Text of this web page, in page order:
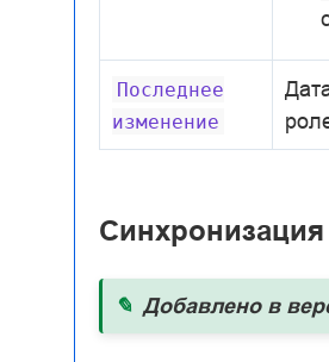
Последнее
изменение
Добавлено в